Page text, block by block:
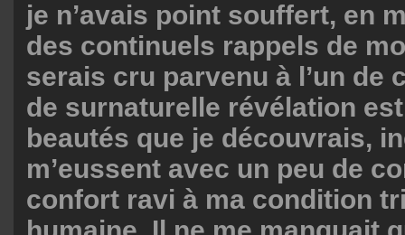
je n’avais point souffert, en
des continuels rappels de
serais cru parvenu à l’un de
de surnaturelle révélation
beautés que je découvrais,
m’eussent avec un peu de
confort ravi à ma condition